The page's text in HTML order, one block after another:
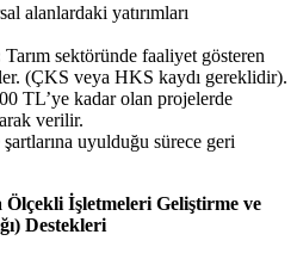
alanlardaki yatırımları
Tarım sektöründe faaliyet gösteren
(ÇKS veya HKS kaydı gereklidir).
TL’ye kadar olan projelerde
verilir.
şartlarına uyulduğu sürece geri
İşletmeleri Geliştirme ve
Destekleri